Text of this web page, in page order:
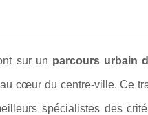
sur un parcours urbain
cœur du centre-ville. Ce
spécialistes des